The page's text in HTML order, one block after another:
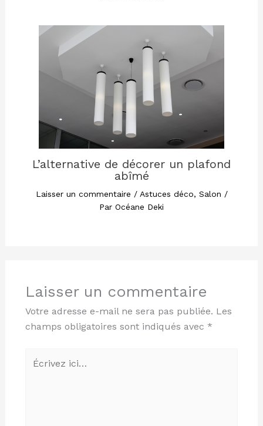
L’alternative de décorer un plafond
abîmé
Laisser un commentaire / Astuces déco, Salon /
Par Océane Deki
Laisser un commentaire
Votre adresse e-mail ne sera pas publiée. Les
champs obligatoires sont indiqués avec *
ici…